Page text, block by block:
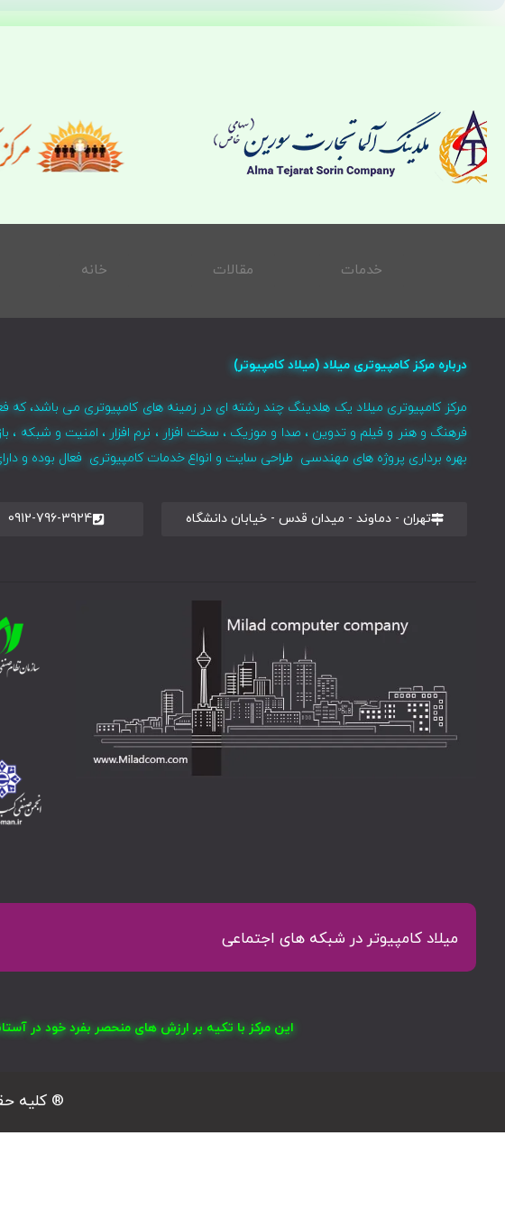
خدمات مقالات خانه
درباره مرکز کامپیوتری میلاد (میلاد کامپیوتر)
مرکز کامپیوتری میلاد یک هلدینگ چند رشته ای در زمینه های کامپیوتری می باشد،
فرهنگ و هنر و فیلم و تدوین ، صدا و موزیک ، سخت افزار ، نرم افزار ، امنیت و
بهره برداری پروژه های مهندسی طراحی سایت و انواع خدمات کامپیوتری فعال بوده و
تهران - دماوند - میدان قدس - خیابان دانشگاه 0912-796-3924
میلاد کامپیوتر در شبکه های اجتماعی
این مرکز با تکیه بر ارزش های منحصر بفرد خود در
® کلیه